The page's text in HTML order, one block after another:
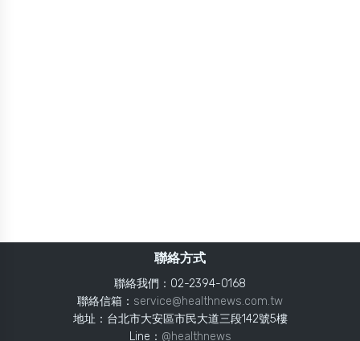
聯絡方式
聯絡我們：02-2394-0168
聯絡信箱： service@healthnews.com.tw
地址：台北市大安區市民大道三段142號5樓
Line： @healthnews